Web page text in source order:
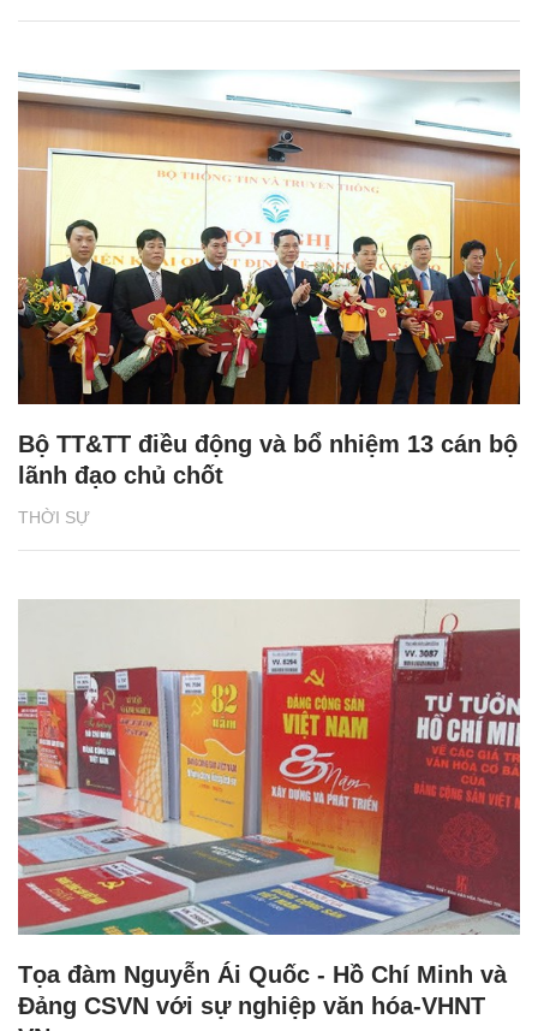
THỜI SỰ
Bộ TT&TT điều động và bổ nhiệm 13 cán bộ
lãnh đạo chủ chốt
Tọa đàm Nguyễn Ái Quốc - Hồ Chí Minh và
Đảng CSVN với sự nghiệp văn hóa-VHNT